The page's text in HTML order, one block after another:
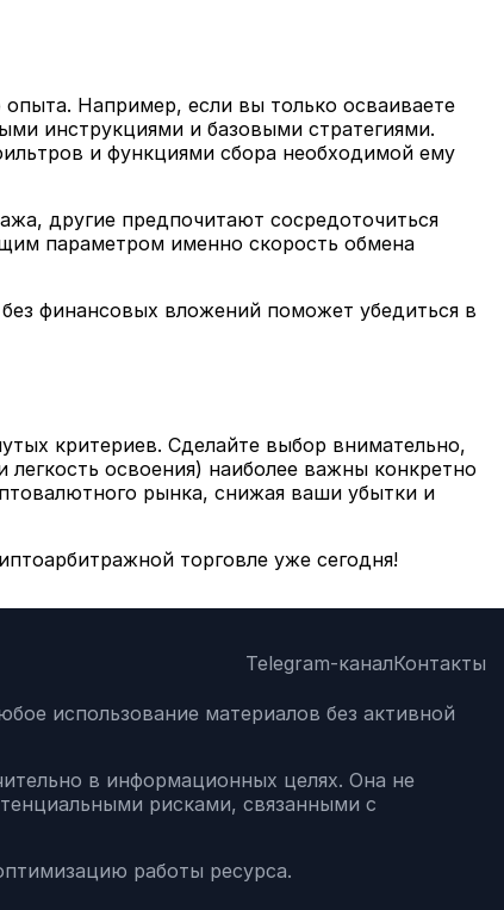
Например, если вы только осваиваете
инструкциями и базовыми стратегиями.
и функциями сбора необходимой ему
другие предпочитают сосредоточиться
параметром именно скорость обмена
финансовых вложений поможет убедиться в
критериев. Сделайте выбор внимательно,
освоения) наиболее важны конкретно
рынка, снижая ваши убытки и
торговле уже сегодня!
Telegram-каналКонтакты
использование материалов без активной
в информационных целях. Она не
рисками, связанными с
работы ресурса.